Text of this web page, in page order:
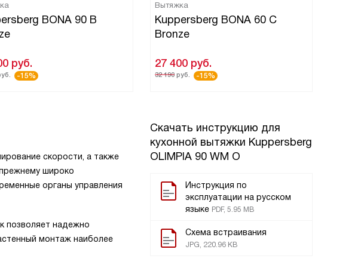
BONA 90 B
руб.
-15%
Вытяжка
Kuppersberg BONA 60 C
Bronze
27 400 руб.
32 190 руб. -15%
Скачать инструкцию для
кухонной вытяжки Kuppersberg
OLIMPIA 90 WM O
Инструкция по
эксплуатации на русском
языке PDF, 5.95 MB
Схема встраивания
JPG, 220.96 KB
скорости, а также
широко
органы управления
позволяет надежно
монтаж наиболее